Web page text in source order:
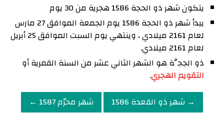
يتكون شهر ذو الحجة 1586 هجرية من 30 يوم
يبدأ شهر ذو الحجة 1586 يوم الجمعة الموافق 27 مارس
لعام 2161 ميلادي ، وينتهي يوم السبت الموافق 25 أبريل
لعام 2161 ميلادي.
ذو الحِجَّة هو الشهر الثاني عشر من السنة القمرية أو
التقويم الهجري.
→ شهر ذو القعدة 1586
شهر محرّم 1587 ←